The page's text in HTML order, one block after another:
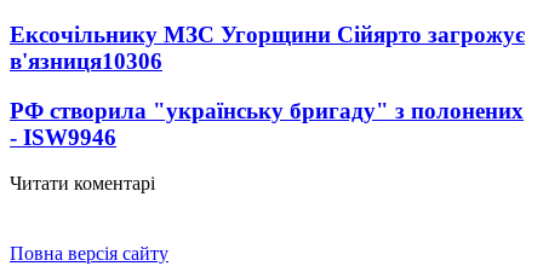
Ексочільнику МЗС Угорщини Сійярто загрожує
в'язниця10306
РФ створила "українську бригаду" з полонених
- ISW9946
Читати коментарі
Повна версія сайту